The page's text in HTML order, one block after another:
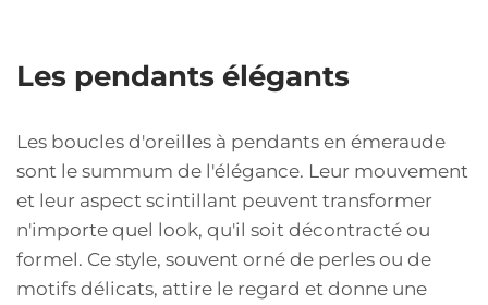
Les pendants élégants
Les boucles d'oreilles à pendants en émeraude
sont le summum de l'élégance. Leur mouvement
et leur aspect scintillant peuvent transformer
n'importe quel look, qu'il soit décontracté ou
formel. Ce style, souvent orné de perles ou de
motifs délicats, attire le regard et donne une